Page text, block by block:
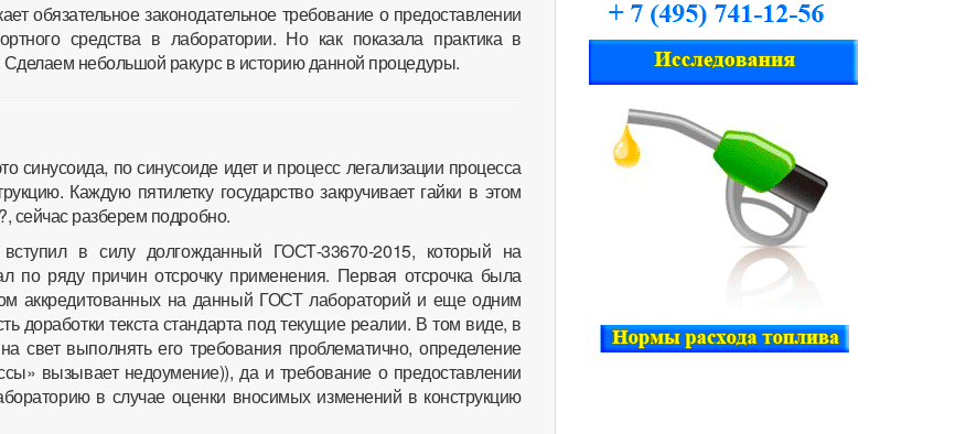
обязательное законодательное требование о предоставлении
средства в лаборатории. Но как показала практика в
небольшой ракурс в историю данной процедуры.
синусоида, по синусоиде идет и процесс легализации процесса
Каждую пятилетку государство закручивает гайки в этом
сейчас разберем подробно.
в силу долгожданный ГОСТ-33670-2015, который на
по ряду причин отсрочку применения. Первая отсрочка была
аккредитованных на данный ГОСТ лабораторий и еще одним
доработки текста стандарта под текущие реалии. В том виде, в
свет выполнять его требования проблематично, определение
вызывает недоумение)), да и требование о предоставлении
в случае оценки вносимых изменений в конструкцию